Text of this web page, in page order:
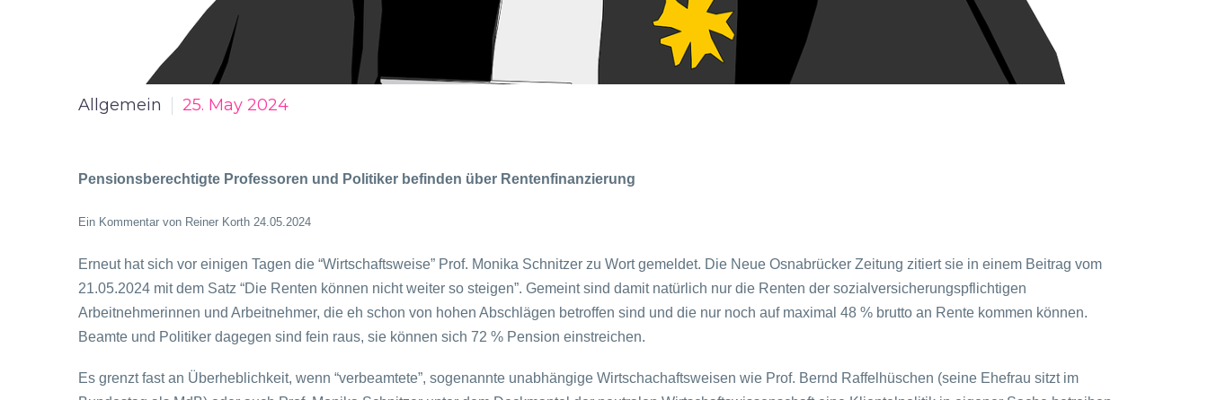
Allgemein 25. May 2024
Pensionsberechtigte Professoren und Politiker befinden über Rentenfinanzierung
Ein Kommentar von Reiner Korth 24.05.2024
Erneut hat sich vor einigen Tagen die “Wirtschaftsweise” Prof. Monika Schnitzer zu Wort gemeldet. Die Neue Osnabrücker Zeitung zitiert sie in einem Beitrag vom
21.05.2024 mit dem Satz “Die Renten können nicht weiter so steigen”. Gemeint sind damit natürlich nur die Renten der sozialversicherungspflichtigen
Arbeitnehmerinnen und Arbeitnehmer, die eh schon von hohen Abschlägen betroffen sind und die nur noch auf maximal 48 % brutto an Rente kommen können.
Beamte und Politiker dagegen sind fein raus, sie können sich 72 % Pension einstreichen.
Es grenzt fast an Überheblichkeit, wenn “verbeamtete”, sogenannte unabhängige Wirtschachaftsweisen wie Prof. Bernd Raffelhüschen (seine Ehefrau sitzt im